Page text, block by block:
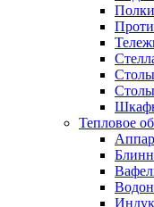
Тепловое